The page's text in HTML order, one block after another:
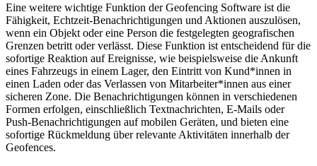
Eine weitere wichtige Funktion der Geofencing Software ist die
Fähigkeit, Echtzeit-Benachrichtigungen und Aktionen auszulösen,
wenn ein Objekt oder eine Person die festgelegten geografischen
Grenzen betritt oder verlässt. Diese Funktion ist entscheidend für die
sofortige Reaktion auf Ereignisse, wie beispielsweise die Ankunft
eines Fahrzeugs in einem Lager, den Eintritt von Kund*innen in
einen Laden oder das Verlassen von Mitarbeiter*innen aus einer
sicheren Zone. Die Benachrichtigungen können in verschiedenen
Formen erfolgen, einschließlich Textnachrichten, E-Mails oder
Push-Benachrichtigungen auf mobilen Geräten, und bieten eine
sofortige Rückmeldung über relevante Aktivitäten innerhalb der
Geofences.